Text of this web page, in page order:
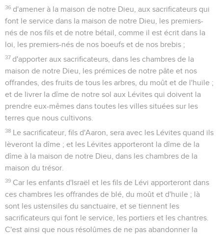
36 d'amener à la maison de notre Dieu, aux sacrificateurs qui
font le service dans la maison de notre Dieu, les premiers-
nés de nos fils et de notre bétail, comme il est écrit dans la
loi, les premiers-nés de nos boeufs et de nos brebis ;
37 d'apporter aux sacrificateurs, dans les chambres de la
maison de notre Dieu, les prémices de notre pâte et nos
offrandes, des fruits de tous les arbres, du moût et de l'huile ;
et de livrer la dîme de notre sol aux Lévites qui doivent la
prendre eux-mêmes dans toutes les villes situées sur les
terres que nous cultivons.
38 Le sacrificateur, fils d'Aaron, sera avec les Lévites quand ils
lèveront la dîme ; et les Lévites apporteront la dîme de la
dîme à la maison de notre Dieu, dans les chambres de la
maison du trésor.
39 Car les enfants d'Israël et les fils de Lévi apporteront dans
ces chambres les offrandes de blé, du moût et d'huile ; là
sont les ustensiles du sanctuaire, et se tiennent les
sacrificateurs qui font le service, les portiers et les chantres.
C'est ainsi que nous résolûmes de ne pas abandonner la